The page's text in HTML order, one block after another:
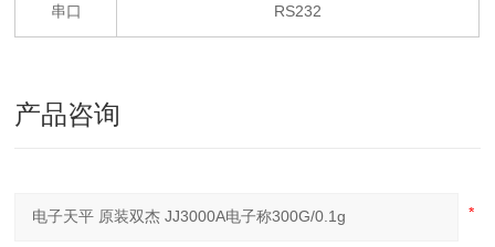
串口 RS232
产品咨询